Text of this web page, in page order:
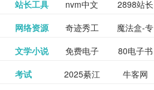
购票服
务。你可
生成
目录网
证资讯网
精易论坛
站长工具 nvm中文
网
2898站长
资源平台
SEO工具
- 站长之家
网络资源 奇迹秀工
具箱-设计
师必备设
魔法盒-专
业的游戏
动画特效
线报酷 -
专注线报
文学小说 免费电子
书下载
80电子书
_八零电子
钱如故
考试 2025綦江 牛客网